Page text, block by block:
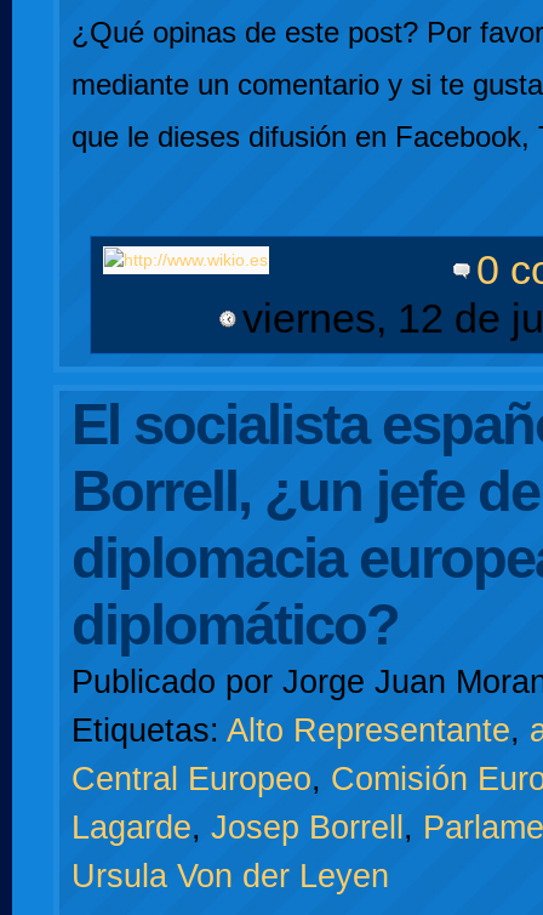
¿Qué opinas de este post? Por
mediante un comentario y si te
que le dieses difusión en Facebook,
0
viernes, 12 de
El socialista
Borrell, ¿un jefe
diplomacia
diplomático?
Publicado por Jorge Juan
Etiquetas: Alto Representante,
Central Europeo, Comisión
Lagarde, Josep Borrell,
Ursula Von der Leyen